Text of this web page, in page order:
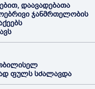
დაავადებათა
ჯანმრთელობის
ფულს სძალავდა